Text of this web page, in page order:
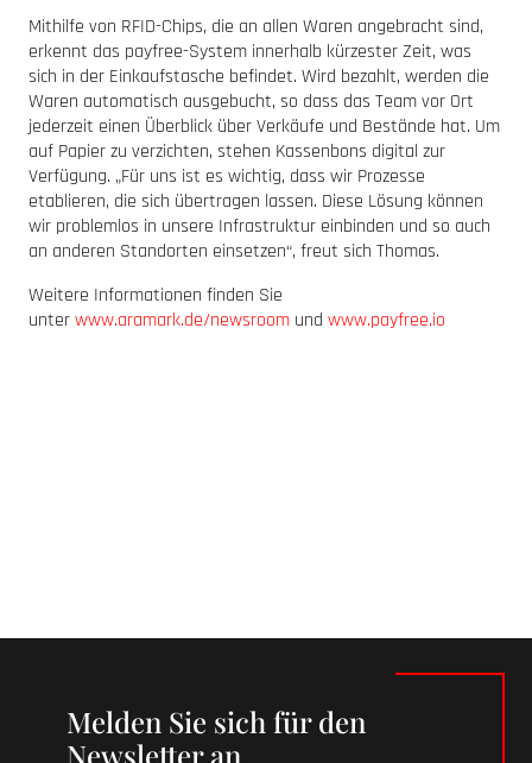
Mithilfe von RFID-Chips, die an allen Waren angebracht sind,
erkennt das payfree-System innerhalb kürzester Zeit, was
sich in der Einkaufstasche befindet. Wird bezahlt, werden die
Waren automatisch ausgebucht, so dass das Team vor Ort
jederzeit einen Überblick über Verkäufe und Bestände hat. Um
auf Papier zu verzichten, stehen Kassenbons digital zur
Verfügung. „Für uns ist es wichtig, dass wir Prozesse
etablieren, die sich übertragen lassen. Diese Lösung können
wir problemlos in unsere Infrastruktur einbinden und so auch
an anderen Standorten einsetzen“, freut sich Thomas.
Weitere Informationen finden Sie
unterwww.aramark.de/newsroom und www.payfree.io
Melden Sie sich für den
Newsletter an